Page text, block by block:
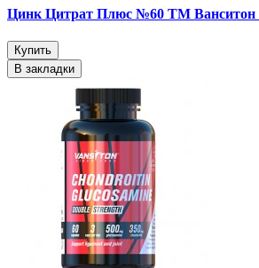
Цинк Цитрат Плюс №60 ТМ Ванситон
Купить
В закладки